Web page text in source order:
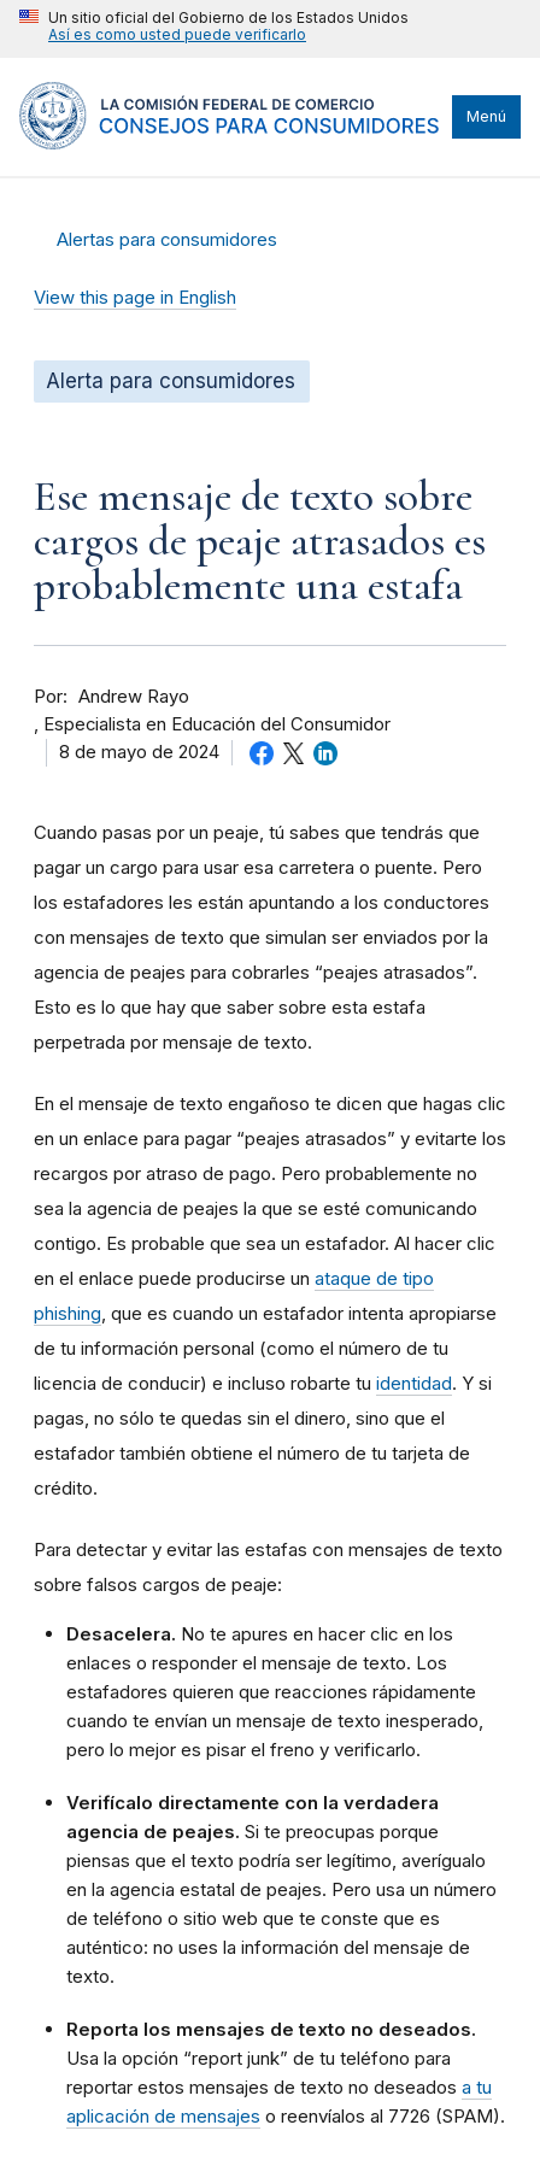
Un sitio oficial del Gobierno de los Estados Unidos
Así es como usted puede verificarlo
Menú
Alertas para consumidores
View this page in English
Alerta para consumidores
Ese mensaje de texto sobre
cargos de peaje atrasados es
probablemente una estafa
Por
Andrew Rayo
Especialista en Educación del Consumidor
8 de mayo de 2024
Cuando pasas por un peaje, tú sabes que tendrás que
pagar un cargo para usar esa carretera o puente. Pero
los estafadores les están apuntando a los conductores
con mensajes de texto que simulan ser enviados por la
agencia de peajes para cobrarles “peajes atrasados”.
Esto es lo que hay que saber sobre esta estafa
perpetrada por mensaje de texto.
En el mensaje de texto engañoso te dicen que hagas clic
en un enlace para pagar “peajes atrasados” y evitarte los
recargos por atraso de pago. Pero probablemente no
sea la agencia de peajes la que se esté comunicando
contigo. Es probable que sea un estafador. Al hacer clic
en el enlace puede producirse un ataque de tipo
phishing, que es cuando un estafador intenta apropiarse
de tu información personal (como el número de tu
licencia de conducir) e incluso robarte tu identidad. Y si
pagas, no sólo te quedas sin el dinero, sino que el
estafador también obtiene el número de tu tarjeta de
crédito.
Para detectar y evitar las estafas con mensajes de texto
sobre falsos cargos de peaje:
Desacelera. No te apures en hacer clic en los
enlaces o responder el mensaje de texto. Los
estafadores quieren que reacciones rápidamente
cuando te envían un mensaje de texto inesperado,
pero lo mejor es pisar el freno y verificarlo.
Verifícalo directamente con la verdadera
agencia de peajes. Si te preocupas porque
piensas que el texto podría ser legítimo, averígualo
en la agencia estatal de peajes. Pero usa un número
de teléfono o sitio web que te conste que es
auténtico: no uses la información del mensaje de
texto.
Reporta los mensajes de texto no deseados.
Usa la opción “report junk” de tu teléfono para
reportar estos mensajes de texto no deseados a tu
aplicación de mensajes o reenvíalos al 7726 (SPAM).